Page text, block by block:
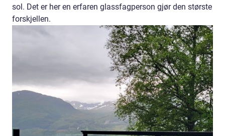
sol. Det er her en erfaren glassfagperson gjør den største
forskjellen.